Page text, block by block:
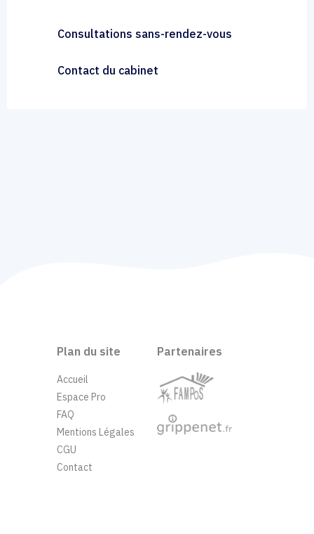
Consultations sans-rendez-vous
Contact du cabinet
Plan du site
Accueil
Espace Pro
FAQ
Mentions Légales
CGU
Contact
Partenaires